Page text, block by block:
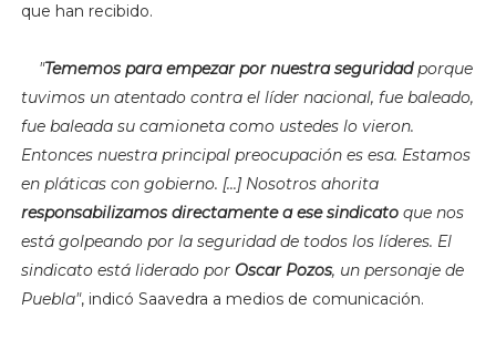
que han recibido.
"Tememos para empezar por nuestra seguridadporque
tuvimos un atentado contra el líder nacional, fue baleado,
fue baleada su camioneta como ustedes lo vieron.
Entonces nuestra principal preocupación es esa. Estamos
en pláticas con gobierno. [...] Nosotros ahorita
responsabilizamos directamente a ese sindicatoque nos
está golpeando por la seguridad de todos los líderes. El
sindicato está liderado por Oscar Pozos, un personaje de
Puebla", indicó Saavedra a medios de comunicación.